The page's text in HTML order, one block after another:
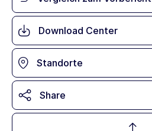
Download Center
Standorte
Share